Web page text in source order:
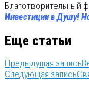
Благотворительный
Инвестиции в Душу!
Еще статьи
Предыдущая запись
Следующая запись